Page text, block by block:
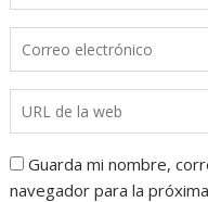
Guarda mi nombre,
navegador para la